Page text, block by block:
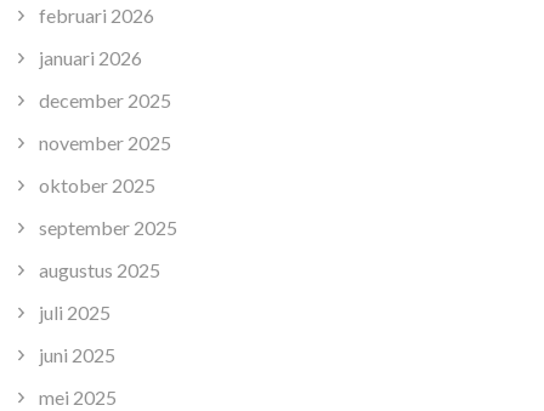
februari 2026
januari 2026
december 2025
november 2025
oktober 2025
september 2025
augustus 2025
juli 2025
juni 2025
mei 2025